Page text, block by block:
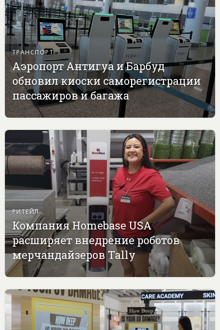
ТРАНСПОРТ
Аэропорт Антигуа и Барбуд
обновил киоски саморегистрации
пассажиров и багажа
РИТЕЙЛ
Компания Homebase USA
расширяет внедрение роботов
мерчандайзеров Tally